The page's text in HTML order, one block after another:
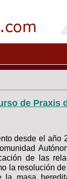
de Praxis
desde el año
de las
la resolución
la masa